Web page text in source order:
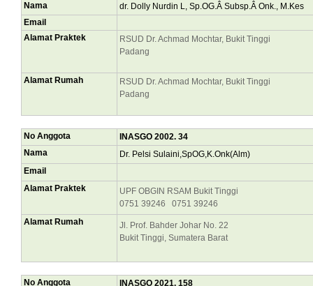
Nama
dr. Dolly Nurdin L, Sp.OG.Â Subsp.Â Onk., M.Kes
Email
Alamat Praktek
RSUD Dr. Achmad Mochtar, Bukit Tinggi
Padang
Alamat Rumah
RSUD Dr. Achmad Mochtar, Bukit Tinggi
Padang
No Anggota
INASGO 2002. 34
Nama
Dr. Pelsi Sulaini,SpOG,K.Onk(Alm)
Email
Alamat Praktek
UPF OBGIN RSAM Bukit Tinggi
0751 39246 0751 39246
Alamat Rumah
Jl. Prof. Bahder Johar No. 22
Bukit Tinggi, Sumatera Barat
No Anggota
INASGO 2021. 158